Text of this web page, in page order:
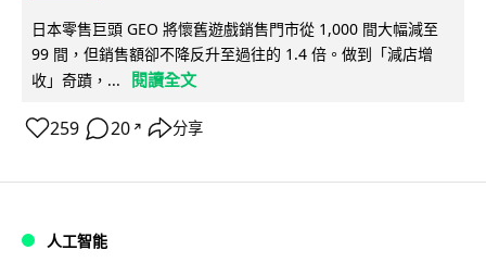
日本零售巨頭 GEO 將懷舊遊戲銷售門市從 1,000 間大幅減至
99 間，但銷售額卻不降反升至過往的 1.4 倍。做到「減店增
收」奇蹟，...
閱讀全文
259 20 ↗ 分享
人工智能